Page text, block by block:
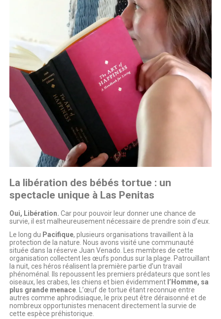
La libération des bébés tortue : un
spectacle unique à Las Penitas
Oui, Libération. Car pour pouvoir leur donner une chance de
survie, il est malheureusement nécessaire de prendre soin d’eux.
Le long du Pacifique, plusieurs organisations travaillent à la
protection de la nature. Nous avons visité une communauté
située dans la réserve Juan Venado. Les membres de cette
organisation collectent les œufs pondus sur la plage. Patrouillant
la nuit, ces héros réalisent la première partie d’un travail
phénoménal. Ils repoussent les premiers prédateurs que sont les
oiseaux, les crabes, les chiens et bien évidemment l’Homme, sa
plus grande menace. L’œuf de tortue étant reconnue entre
autres comme aphrodisiaque, le prix peut être déraisonné et de
nombreux opportunistes menacent directement la survie de
cette espèce préhistorique.